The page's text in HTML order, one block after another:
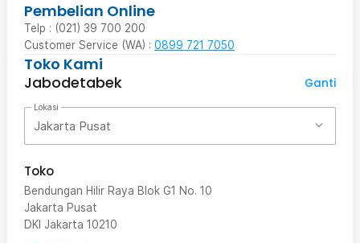
Pembelian Online
Telp : (021) 39 700 200
Customer Service (WA) : 0899 721 7050
Toko Kami
Jabodetabek
Ganti
Lokasi
Jakarta Pusat
Toko
Bendungan Hilir Raya Blok G1 No. 10
Jakarta Pusat
DKI Jakarta 10210